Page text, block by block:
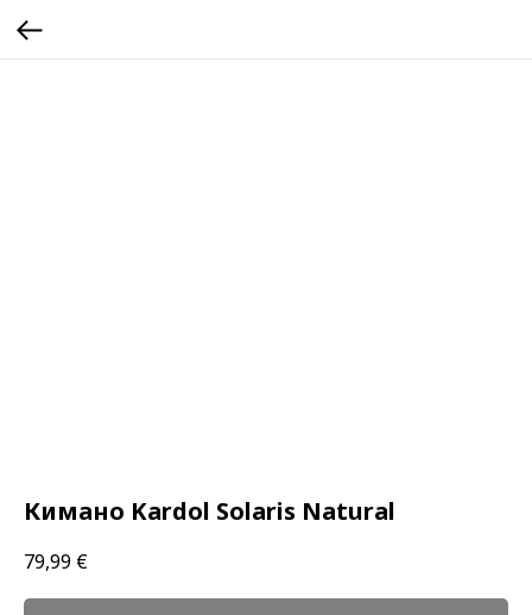
Кимано Kardol Solaris Natural
79,99 €